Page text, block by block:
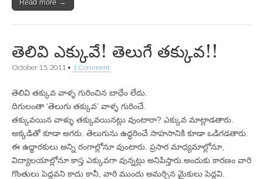
Read more →
తెలివి ఎక్కువే! తెలుగే తక్కువ!!
October 15, 2011 • 1 Comment
తెలివి తక్కువ వాళ్ళ గురించిన బాధేం లేదు.
దిగులంతా ‘తెలుగు తక్కువ’ వాళ్ళ గురించే.
తక్కువయిన వాళ్ళు తక్కువయినట్లు వుంటారా? ఎక్కువ మాట్లాడతారు.
అక్కడితో కూడా అగరు. తెలుగును ఉద్ధరించే సాహసానికి కూడా ఒడిగడతారు.
ఈ ఉధ్ధారకులు అన్ని రంగాల్లోనూ వుంటారు. ప్రసార మాధ్యమాల్లోనూ,
విద్యాలయాల్లోనూ కాస్త ఎక్కువగా వున్నట్లు అనిపిస్తారు.అందుకు కారణం వారి
గొంతులు పెద్దవని కాదు కానీ, వారి ముందు అమర్చిన మైకులు పెద్దవి.